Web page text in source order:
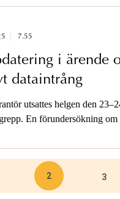
portugisisk polis och
7.55
i ärende
dataintrång
utsattes helgen den
En förundersökning
här en kort
2 3